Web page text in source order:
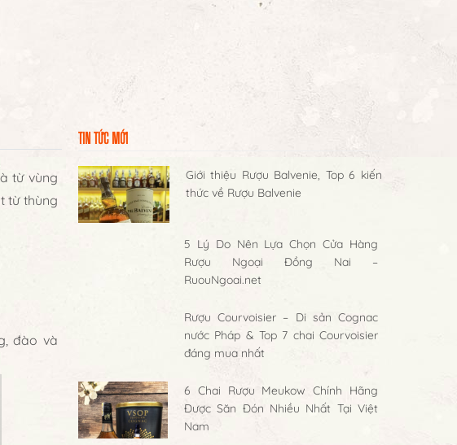
từ vùng
từ thùng
đào và
TIN TỨC MỚI
Giới thiệu Rượu Balvenie, Top 6 kiến
thức về Rượu Balvenie
5 Lý Do Nên Lựa Chọn Cửa Hàng
Rượu Ngoại Đồng Nai –
RuouNgoai.net
Rượu Courvoisier – Di sản Cognac
nước Pháp & Top 7 chai Courvoisier
đáng mua nhất
6 Chai Rượu Meukow Chính Hãng
Được Săn Đón Nhiều Nhất Tại Việt
Nam